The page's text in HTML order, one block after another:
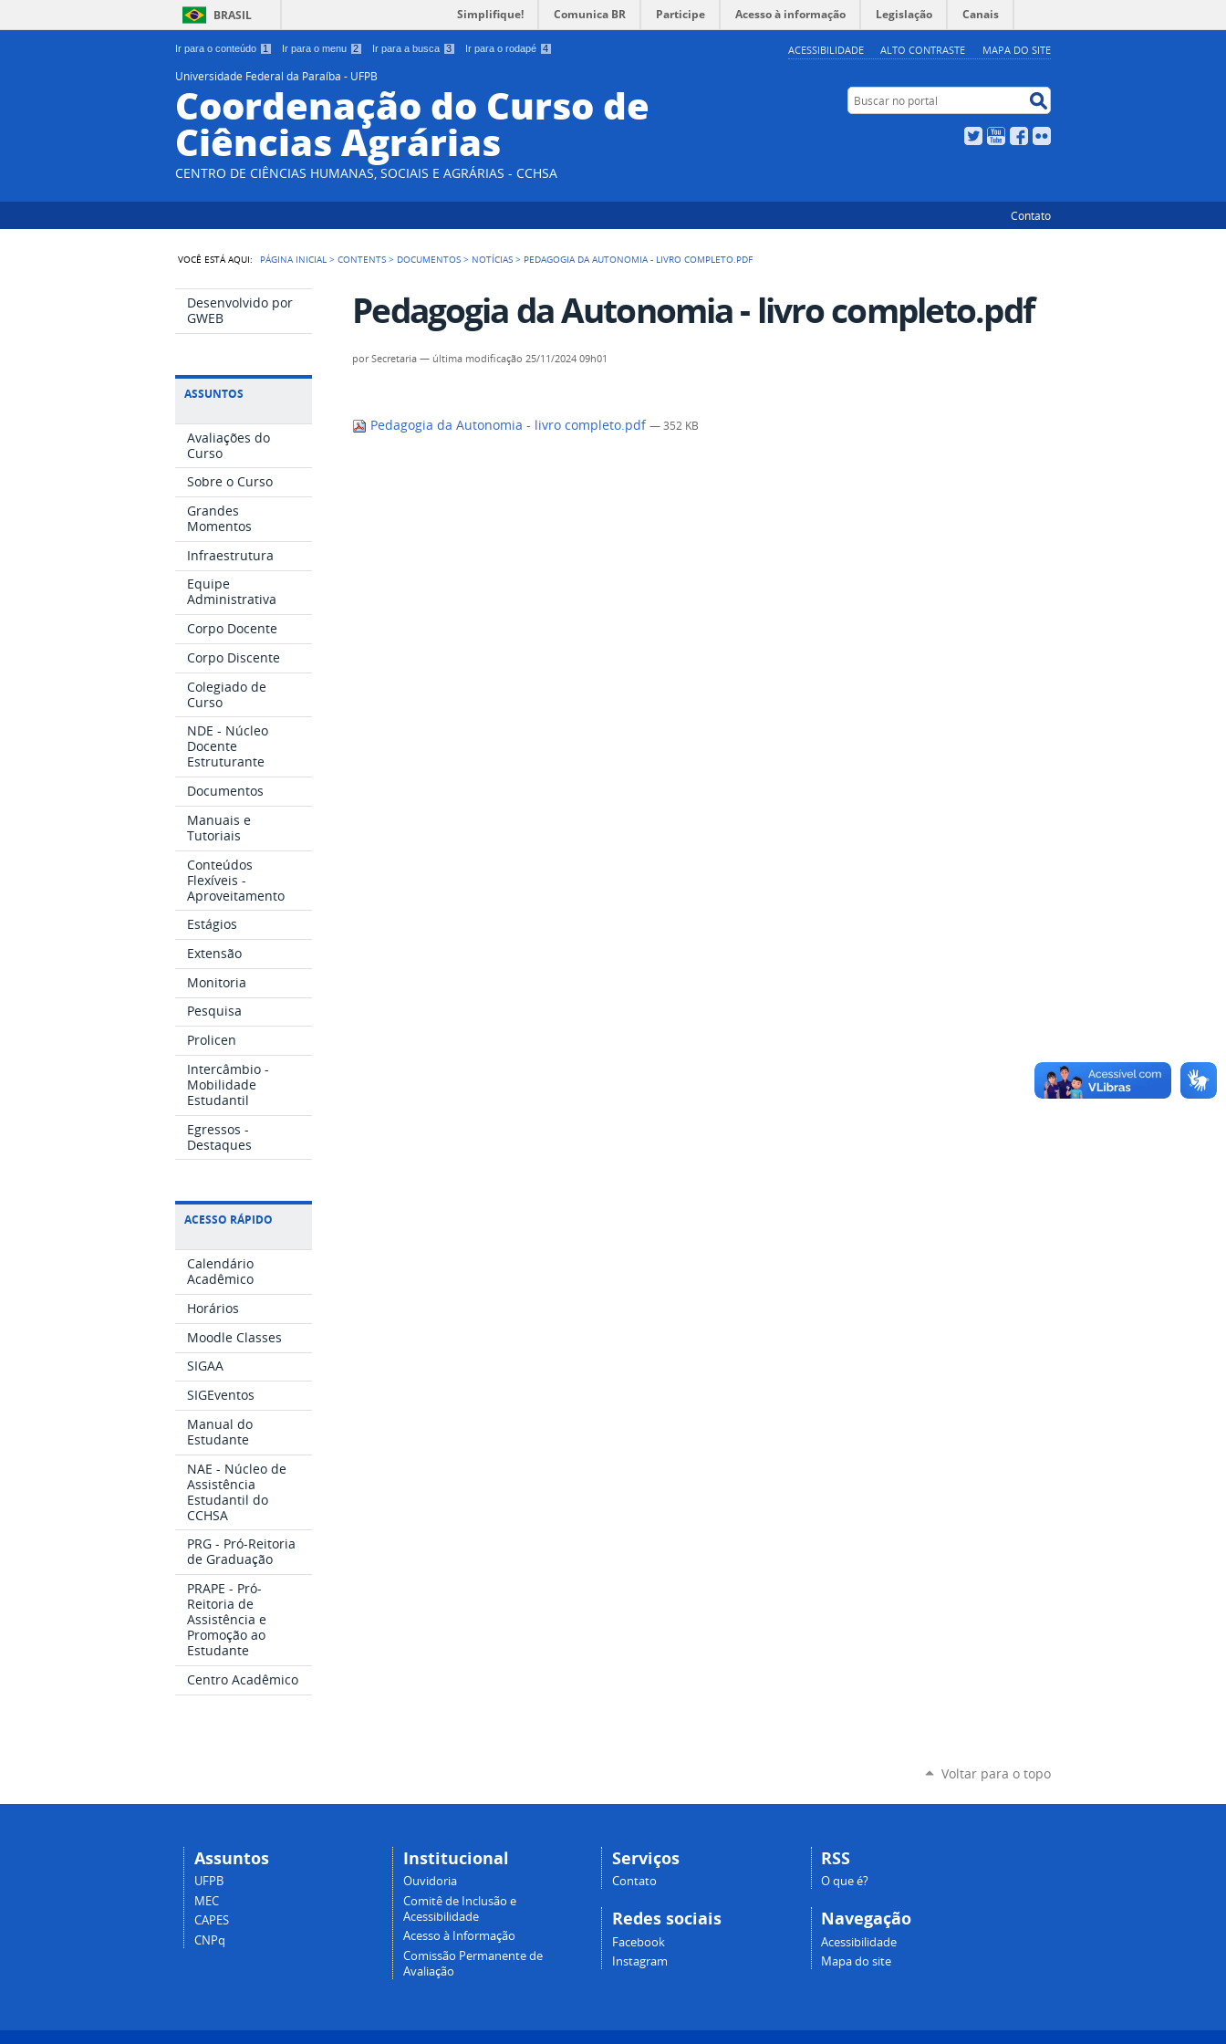
Ir para o conteúdo 1 Ir para o menu 2 Ir para a busca 3 Ir para o rodapé 4 ACESSIBILIDADE ALTO CONTRASTE MAPA DO SITE
BRASIL Simplifique! Comunica BR Participe Acesso à informação Legislação Canais
Universidade Federal da Paraíba - UFPB
Coordenação do Curso de
Ciências Agrárias
CENTRO DE CIÊNCIAS HUMANAS, SOCIAIS E AGRÁRIAS - CCHSA
Buscar no portal
TwitterYouTubeFacebook
Contato
VOCÊ ESTÁ AQUI: PÁGINA INICIAL >CONTENTS > DOCUMENTOS > NOTÍCIAS > PEDAGOGIA DA AUTONOMIA - LIVRO COMPLETO.PDF
Desenvolvido por
GWEB
ASSUNTOS
Avaliações do
Curso
Sobre o Curso
Grandes
Momentos
Infraestrutura
Equipe
Administrativa
Corpo Docente
Corpo Discente
Colegiado de
Curso
NDE - Núcleo
Docente
Estruturante
Documentos
Manuais e
Tutoriais
Conteúdos
Flexíveis -
Aproveitamento
Estágios
Extensão
Monitoria
Pesquisa
Prolicen
Intercâmbio -
Mobilidade
Estudantil
Egressos -
Destaques
ACESSO RÁPIDO
Calendário
Acadêmico
Horários
Moodle Classes
SIGAA
SIGEventos
Manual do
Estudante
NAE - Núcleo de
Assistência
Estudantil do
CCHSA
PRG - Pró-Reitoria
de Graduação
PRAPE - Pró-
Reitoria de
Assistência e
Promoção ao
Estudante
Centro Acadêmico
Pedagogia da Autonomia - livro completo.pdf
porSecretaria — última modificação 25/11/2024 09h01
Pedagogia da Autonomia - livro completo.pdf— 352 KB
Voltar para o topo
Assuntos
UFPB
MEC
CAPES
CNPq
Institucional
Ouvidoria
Comitê de Inclusão e
Acessibilidade
Acesso à Informação
Comissão Permanente de
Avaliação
Serviços
Contato
Redes sociais
Facebook
Instagram
RSS
O que é?
Navegação
Acessibilidade
Mapa do site